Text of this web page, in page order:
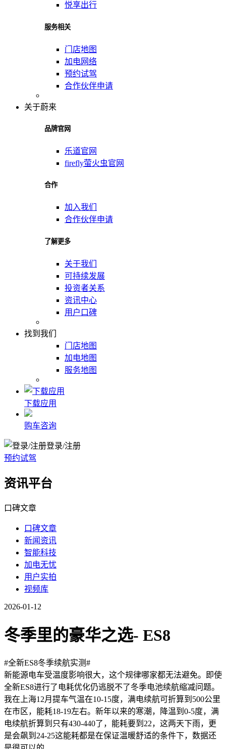
悦享出行
服务相关
门店地图
加电网络
预约试驾
合作伙伴申请
关于蔚来
品牌官网
乐道官网
firefly萤火虫官网
合作
加入我们
合作伙伴申请
了解更多
关于我们
可持续发展
投资者关系
资讯中心
用户口碑
找到我们
门店地图
加电地图
服务地图
下载应用
购车咨询
登录/注册
预约试驾
资讯平台
口碑文章
口碑文章
新闻资讯
智能科技
加电无忧
用户实拍
视频库
2026-01-12
冬季里的豪华之选- ES8
#全新ES8冬季续航实测#
新能源电车受温度影响很大，这个规律哪家都无法避免。即使
全新ES8进行了电耗优化仍逃脱不了冬季电池续航缩减问题。
我在上海12月提车气温在10-15度，满电续航可折算到500公里
在市区，能耗18-19左右。新年以来的寒潮，降温到0-5度，满
电续航折算到只有430-440了，能耗要到22，这两天下雨，更
是会飙到24-25这能耗都是在保证温暖舒适的条件下，数据还